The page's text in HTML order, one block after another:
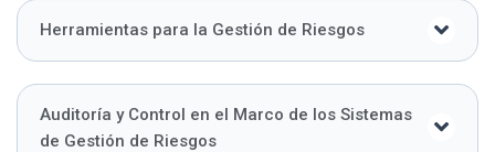
Herramientas para la Gestión de Riesgos
Auditoría y Control en el Marco de los Sistemas
de Gestión de Riesgos